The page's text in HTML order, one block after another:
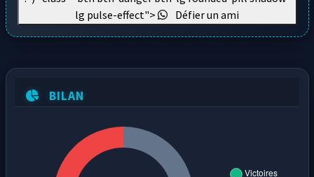
lg pulse-effect">
Défier un ami
BILAN